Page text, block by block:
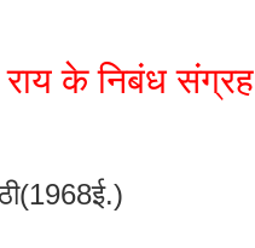
के निबंध संग्रह